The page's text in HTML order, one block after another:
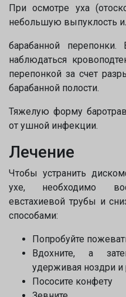
При осмотре уха
небольшую выпуклость
барабанной
наблюдаться
перепонкой за счет
барабанной полости.
Тяжелую форму
от ушной инфекции.
Лечение
Чтобы устранить
ухе, необходимо
евстахиевой трубы и
способами:
Попробуйте
Вдохните, а
удерживая ноздри
Пососите конфету